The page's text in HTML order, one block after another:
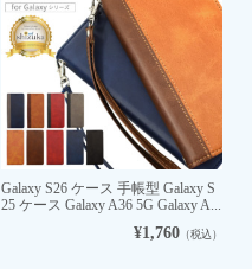
Galaxy S26 ケース 手帳型 Galaxy S
25 ケース Galaxy A36 5G Galaxy A...
¥1,760 （税込）